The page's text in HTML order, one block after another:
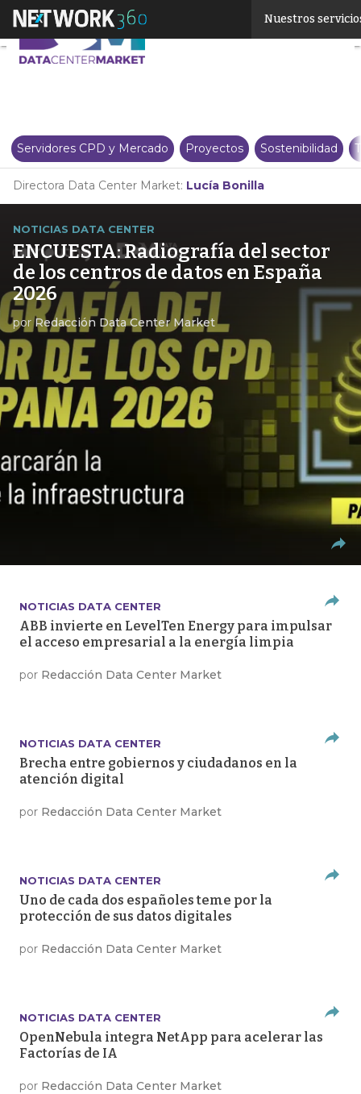
Nuestros
Servidores CPD y Mercado Proyectos Sostenibilidad
Directora Data Center Market: Lucía Bonilla
NOTICIAS DATA CENTER
ENCUESTA: Radiografía del sector
de los centros de datos en España
2026
porRedacción Data Center Market
NOTICIAS DATA CENTER
ABB invierte en LevelTen Energy para impulsar
el acceso empresarial a la energía limpia
por Redacción Data Center Market
NOTICIAS DATA CENTER
Brecha entre gobiernos y ciudadanos en la
atención digital
por Redacción Data Center Market
NOTICIAS DATA CENTER
Uno de cada dos españoles teme por la
protección de sus datos digitales
por Redacción Data Center Market
NOTICIAS DATA CENTER
OpenNebula integra NetApp para acelerar las
Factorías de IA
por Redacción Data Center Market